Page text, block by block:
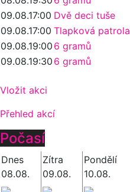
09.08.17:00 Dvě deci tuše
09.08.17:00 Tlapková
09.08.19:00 6 gramů
09.08.19:30 6 gramů
Vložit akci
Přehled akcí
Počasí
Dnes
08.08.
Zítra
09.08.
Pondělí
10.08.